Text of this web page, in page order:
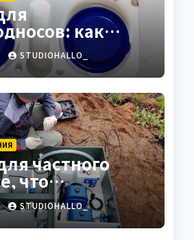
как
выбрать и
STUDIOHALLO_
частного
что
знать
STUDIOHALLO_